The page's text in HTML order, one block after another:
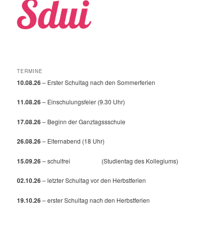
TERMINE
10.08.26– Erster Schultag nach den Sommerferien
11.08.26– Einschulungsfeier (9.30 Uhr)
17.08.26– Beginn der Ganztagssschule
26.08.26– Elternabend (18 Uhr)
15.09.26– schulfrei (Studientag des Kollegiums)
02.10.26– letzter Schultag vor den Herbstferien
19.10.26– erster Schultag nach den Herbstferien